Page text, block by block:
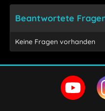
Beantwortete
Keine Fragen vorhanden